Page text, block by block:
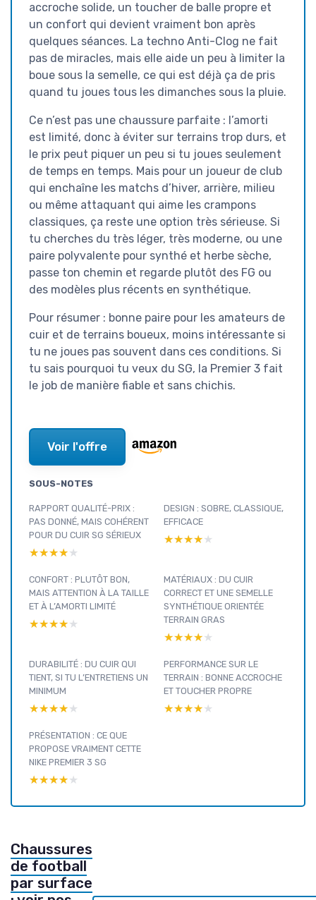
accroche solide, un toucher de balle propre et
un confort qui devient vraiment bon après
quelques séances. La techno Anti-Clog ne fait
pas de miracles, mais elle aide un peu à limiter la
boue sous la semelle, ce qui est déjà ça de pris
quand tu joues tous les dimanches sous la pluie.
Ce n’est pas une chaussure parfaite : l’amorti
est limité, donc à éviter sur terrains trop durs, et
le prix peut piquer un peu si tu joues seulement
de temps en temps. Mais pour un joueur de club
qui enchaîne les matchs d’hiver, arrière, milieu
ou même attaquant qui aime les crampons
classiques, ça reste une option très sérieuse. Si
tu cherches du très léger, très moderne, ou une
paire polyvalente pour synthé et herbe sèche,
passe ton chemin et regarde plutôt des FG ou
des modèles plus récents en synthétique.
Pour résumer : bonne paire pour les amateurs de
cuir et de terrains boueux, moins intéressante si
tu ne joues pas souvent dans ces conditions. Si
tu sais pourquoi tu veux du SG, la Premier 3 fait
le job de manière fiable et sans chichis.
Voir l'offre
SOUS-NOTES
RAPPORT QUALITÉ-PRIX :
PAS DONNÉ, MAIS COHÉRENT
POUR DU CUIR SG SÉRIEUX
★★★★★
★★★★★
DESIGN : SOBRE, CLASSIQUE,
EFFICACE
★★★★★
★★★★★
CONFORT : PLUTÔT BON,
MAIS ATTENTION À LA TAILLE
ET À L’AMORTI LIMITÉ
★★★★★
★★★★★
MATÉRIAUX : DU CUIR
CORRECT ET UNE SEMELLE
SYNTHÉTIQUE ORIENTÉE
TERRAIN GRAS
★★★★★
★★★★★
DURABILITÉ : DU CUIR QUI
TIENT, SI TU L’ENTRETIENS UN
MINIMUM
★★★★★
★★★★★
PERFORMANCE SUR LE
TERRAIN : BONNE ACCROCHE
ET TOUCHER PROPRE
★★★★★
★★★★★
PRÉSENTATION : CE QUE
PROPOSE VRAIMENT CETTE
NIKE PREMIER 3 SG
★★★★★
★★★★★
Chaussures
de football
par surface